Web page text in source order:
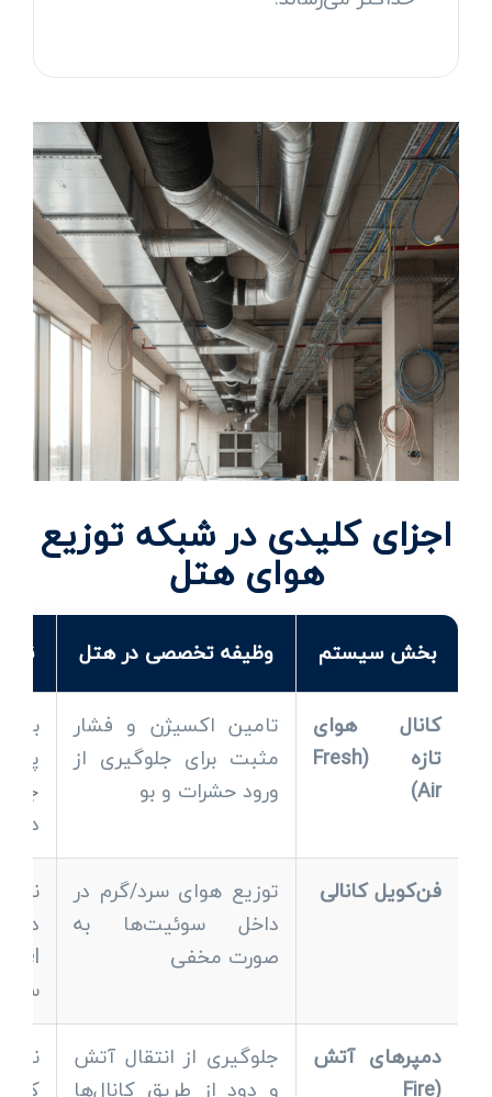
اجزای کلیدی در شبکه توزیع
هوای هتل
بخش سیستم وظیفه تخصصی در هتل
کانال هوای
تازه (Fresh
Air)
تامین اکسیژن و فشار
مثبت برای جلوگیری از
ورود حشرات و بو
فن‌کویل کانالی
توزیع هوای سرد/گرم در
داخل سوئیت‌ها به
صورت مخفی
دمپرهای آتش
(Fire
جلوگیری از انتقال آتش
و دود از طریق کانال‌ها